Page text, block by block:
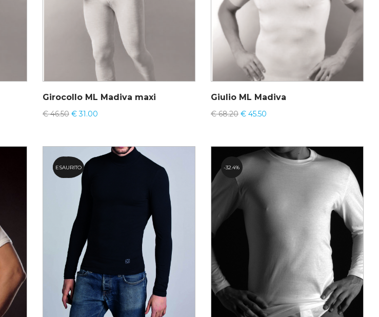
Girocollo ML Madiva maxi
€46.50 €31.00
Giulio ML Madiva
€68.20 €45.50
34.5%
ESAURITO 32.4%